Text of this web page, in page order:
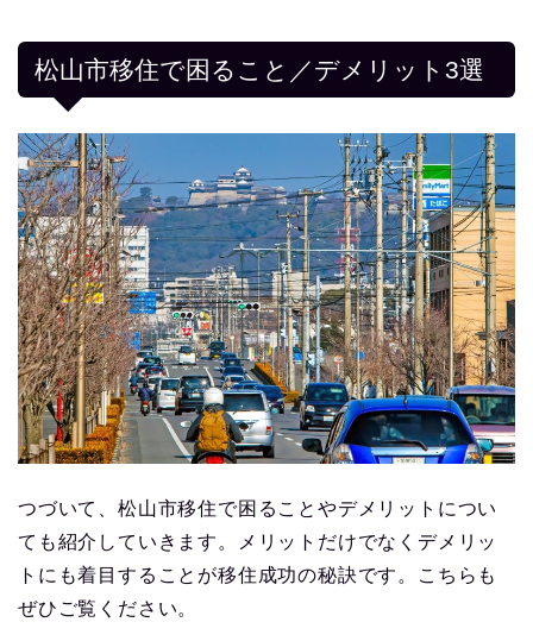
松山市移住で困ること／デメリット3選
つづいて、松山市移住で困ることやデメリットについ
ても紹介していきます。メリットだけでなくデメリッ
トにも着目することが移住成功の秘訣です。こちらも
ぜひご覧ください。